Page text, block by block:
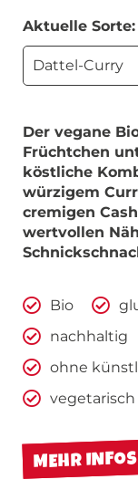
Aktuelle Sorte:
Dattel-Curry
Der vegane
Früchtchen
köstliche
würzigem
cremigen
wertvollen
Bio
nachhaltig
ohne
vegetarisch
MEHR INFOS